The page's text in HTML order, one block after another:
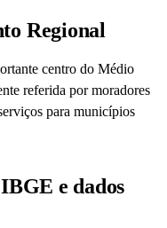
Regional
centro do Médio
referida por moradores
para municípios
e dados